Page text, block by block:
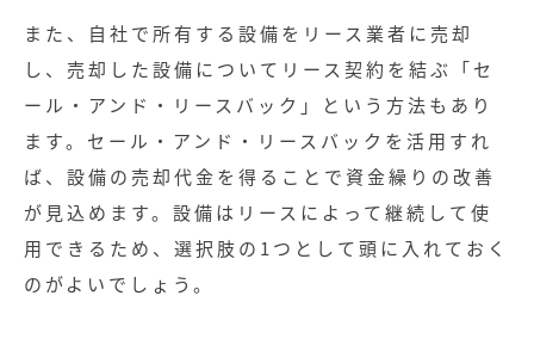
また、自社で所有する設備をリース業者に売却
し、売却した設備についてリース契約を結ぶ「セ
ール・アンド・リースバック」という方法もあり
ます。セール・アンド・リースバックを活用すれ
ば、設備の売却代金を得ることで資金繰りの改善
が見込めます。設備はリースによって継続して使
用できるため、選択肢の1つとして頭に入れておく
のがよいでしょう。